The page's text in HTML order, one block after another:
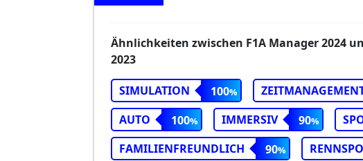
Ähnlichkeiten zwischen F1A Manager 2024
2023
SIMULATION 100
AUTO
100 IMMERSIV 90
FAMILIENFREUNDLICH
90